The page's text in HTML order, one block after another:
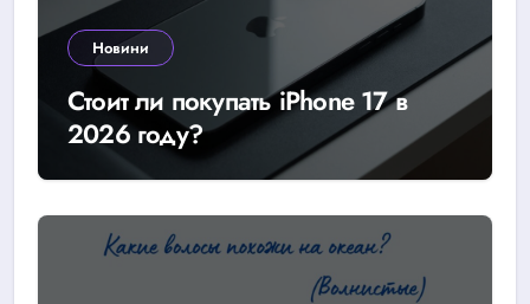
Новини
Стоит ли покупать iPhone 17 в
2026 году?